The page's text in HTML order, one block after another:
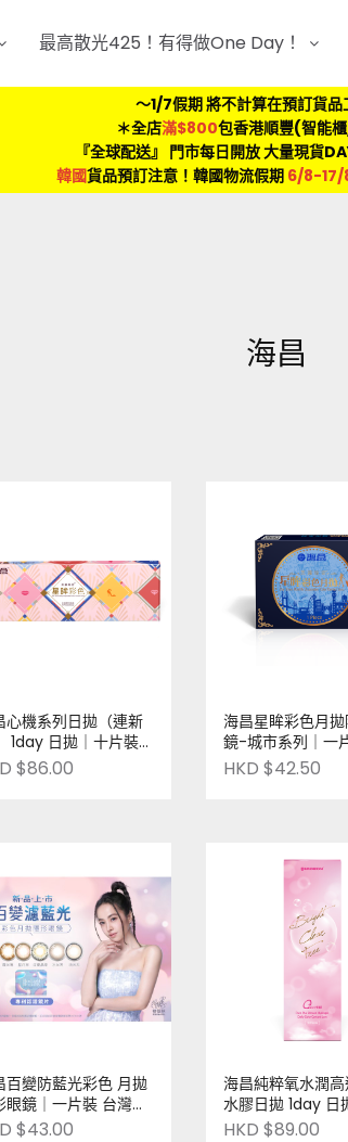
最高散光425！有得做One Day！
～1/7假期 將不計算在預訂貨品
＊全店滿$800包香港順豐(智能
『全球配送』 門市每日開放 大量現貨
韓國貨品預訂注意！韓國物流假期 6/8-17/
海昌
心機系列日拋（連新
1day 日拋｜十片裝
製造
$86.00
海昌星眸彩色月
鏡-城市系列｜一
灣製造
HKD $42.50
百變防藍光彩色 月拋
眼鏡｜一片裝 台灣製
$43.00
海昌純粹氧水潤
水膠日拋 1day 日
片裝 台灣製造
HKD $89.00